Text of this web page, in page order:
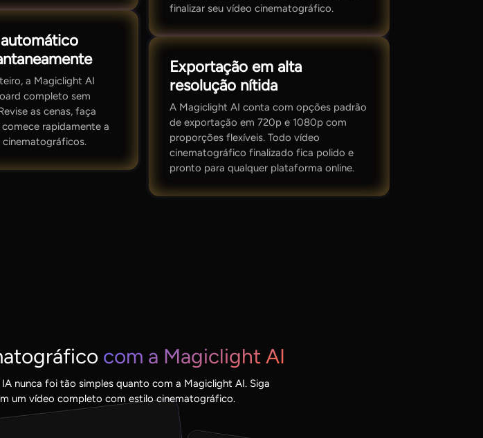
a Magiclight AI
completo sem
as cenas, faça
rapidamente a
finalizar seu vídeo cinematográfico.
Exportação em alta
resolução nítida
A Magiclight AI conta com opções padrão
de exportação em 720p e 1080p com
proporções flexíveis. Todo vídeo
cinematográfico finalizado fica polido e
pronto para qualquer plataforma online.
com a Magiclight AI
nunca foi tão simples quanto com a Magiclight AI. Siga
um vídeo completo com estilo cinematográfico.